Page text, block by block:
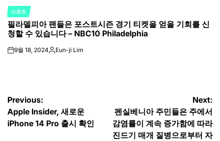
POSTED
IN
스포츠
필라델피아 팬들은 포스트시즌 경기 티켓을 얻을 기회를 신
청할 수 있습니다 – NBC10 Philadelphia
on9월 18, 2024Posted
Eun-ji Lim
글
탐
Previous:
Apple Insider, 새로운
iPhone 14 Pro 출시 확인
Next:
펜실베니아 주민들은 주에서
감염률이 계속 증가함에 따라
진드기 매개 질병으로부터 자